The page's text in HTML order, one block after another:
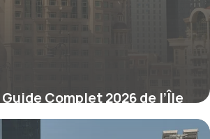
Complet 2026 de l’Île